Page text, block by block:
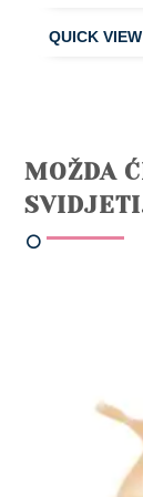
MOŽDA